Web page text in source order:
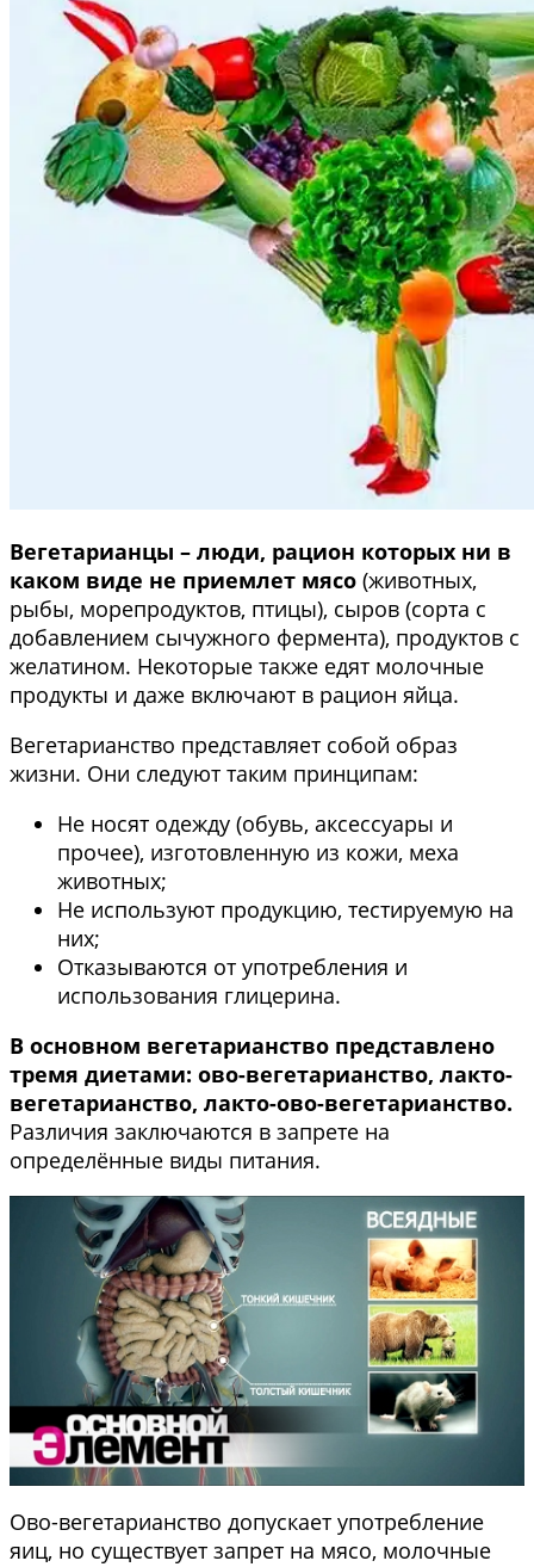
Вегетарианцы – люди, рацион которых ни в
каком виде не приемлет мясо (животных,
рыбы, морепродуктов, птицы), сыров (сорта с
добавлением сычужного фермента), продуктов с
желатином. Некоторые также едят молочные
продукты и даже включают в рацион яйца.
Вегетарианство представляет собой образ
жизни. Они следуют таким принципам:
Не носят одежду (обувь, аксессуары и
прочее), изготовленную из кожи, меха
животных;
Не используют продукцию, тестируемую на
них;
Отказываются от употребления и
использования глицерина.
В основном вегетарианство представлено
тремя диетами: ово-вегетарианство, лакто-
вегетарианство, лакто-ово-вегетарианство.
Различия заключаются в запрете на
определённые виды питания.
Ово-вегетарианство допускает употребление
яиц, но существует запрет на мясо, молочные